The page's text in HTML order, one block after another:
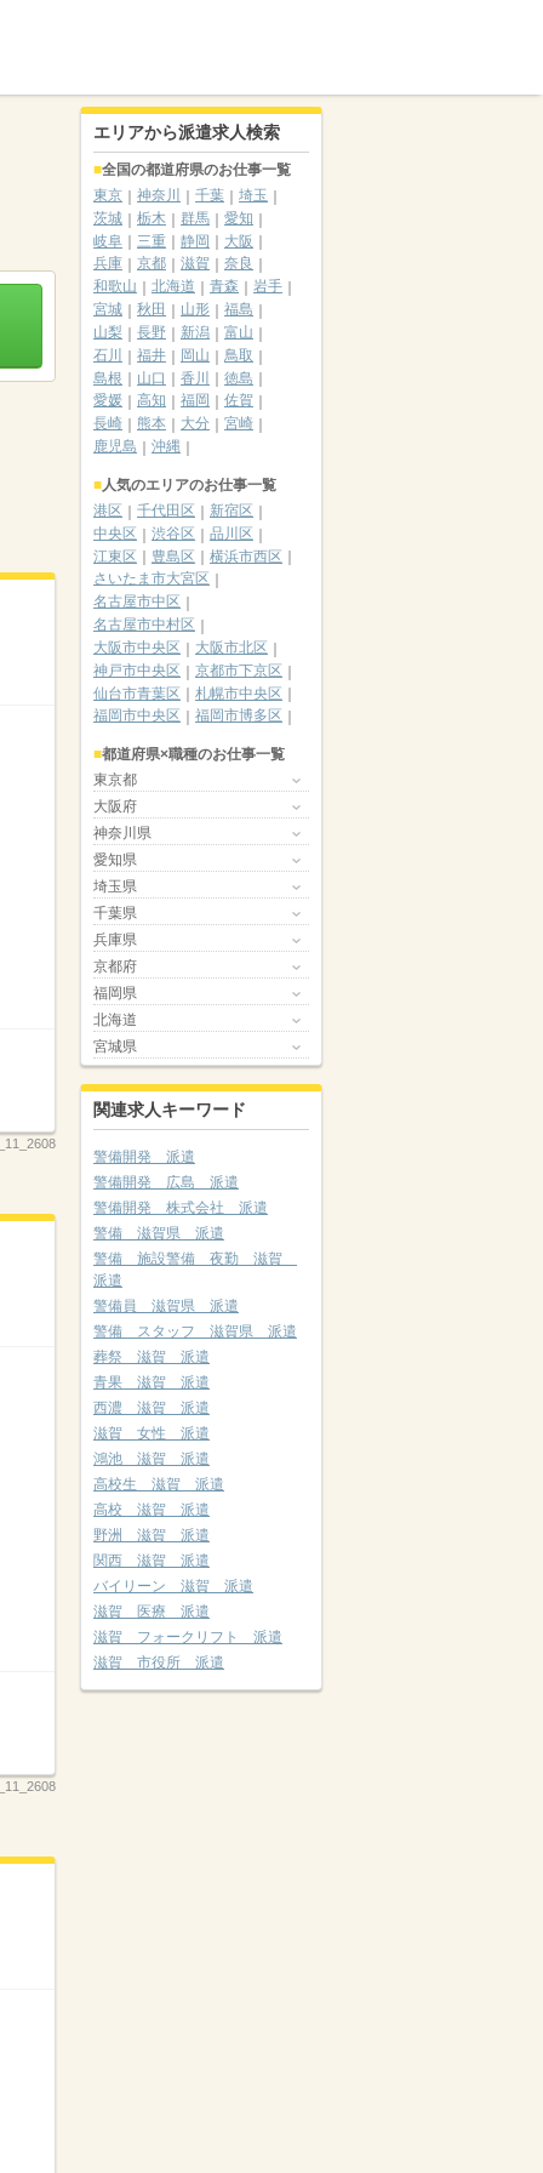
エリアから派遣求人検索
全国の都道府県のお仕事一覧
東京
神奈川 千葉
埼玉
茨城
栃木 群馬
愛知
岐阜
三重 静岡
大阪
兵庫
京都 滋賀
奈良
和歌山
北海道 青森
岩手
宮城
秋田 山形
福島
山梨
長野 新潟
富山
石川
福井 岡山
鳥取
島根
山口 香川
徳島
愛媛
高知 福岡
佐賀
長崎
熊本 大分
宮崎
鹿児島
沖縄
人気のエリアのお仕事一覧
港区
千代田区
新宿区
中央区
渋谷区
品川区
江東区
豊島区
横浜市西区
さいたま市大宮区
名古屋市中区
名古屋市中村区
大阪市中央区
大阪市北区
神戸市中央区
京都市下京区
仙台市青葉区
札幌市中央区
福岡市中央区
福岡市博多区
都道府県×職種のお仕事一覧
東京都
大阪府
神奈川県
愛知県
埼玉県
千葉県
兵庫県
京都府
福岡県
北海道
宮城県
関連求人キーワード
警備開発 派遣
警備開発 広島 派遣
警備開発 株式会社 派遣
警備 滋賀県 派遣
警備 施設警備 夜勤 滋賀
派遣
警備員 滋賀県 派遣
警備 スタッフ 滋賀県 派遣
葬祭 滋賀 派遣
青果 滋賀 派遣
西濃 滋賀 派遣
滋賀 女性 派遣
鴻池 滋賀 派遣
高校生 滋賀 派遣
高校 滋賀 派遣
野洲 滋賀 派遣
関西 滋賀 派遣
バイリーン 滋賀 派遣
滋賀 医療 派遣
滋賀 フォークリフト 派遣
滋賀 市役所 派遣